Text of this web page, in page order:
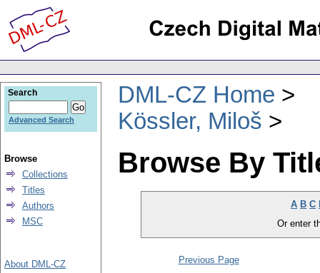
DML-CZ Home
Kössler, Miloš
Browse By
A B C
Or enter
Previous Page
Search
Advanced Search
Browse
Collections
Titles
Authors
MSC
About DML-CZ